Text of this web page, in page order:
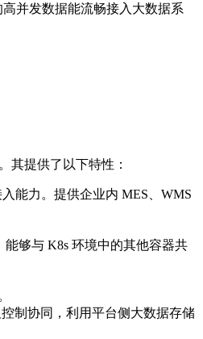
并发数据能流畅接入大数据系
其提供了以下特性：
能力。提供企业内 MES、WMS
够与 K8s 环境中的其他容器共
制协同，利用平台侧大数据存储